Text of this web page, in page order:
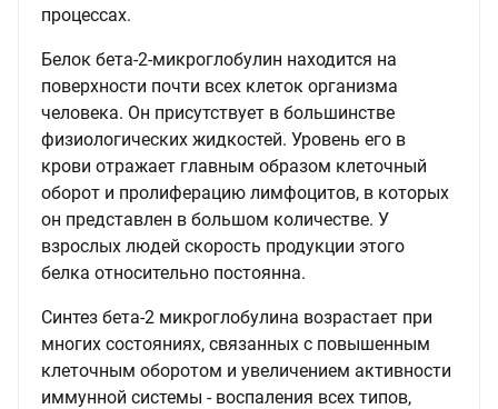
процессах.
Белок бета-2-микроглобулин находится на
поверхности почти всех клеток организма
человека. Он присутствует в большинстве
физиологических жидкостей. Уровень его в
крови отражает главным образом клеточный
оборот и пролиферацию лимфоцитов, в которых
он представлен в большом количестве. У
взрослых людей скорость продукции этого
белка относительно постоянна.
Синтез бета-2 микроглобулина возрастает при
многих состояниях, связанных с повышенным
клеточным оборотом и увеличением активности
иммунной системы - воспаления всех типов,